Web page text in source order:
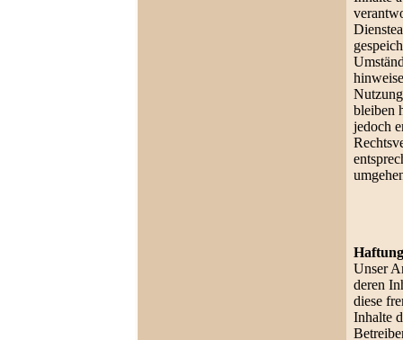
bleiben
jedoch
Unser
deren
diese
Inhalte